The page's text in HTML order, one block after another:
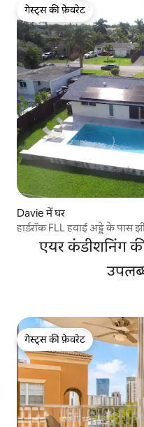
गेस्ट्स की फ़ेवरेट
गेस्ट्स की फ़ेवरेट
Davie में घर
हार्डरॉक FLL हवाई अड्डे के
एयर कंडीशनिंग
गेस्ट्स की फ़ेवरेट
गेस्ट्स की फ़ेवरेट